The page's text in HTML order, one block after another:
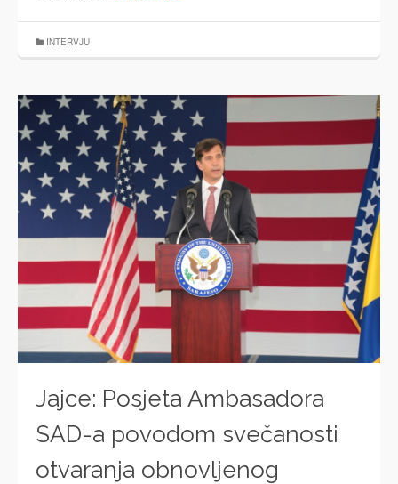
INTERVJU
Jajce: Posjeta Ambasadora
SAD-a povodom svečanosti
otvaranja obnovljenog